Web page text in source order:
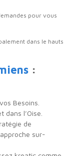
pour vous
dans le hauts
:
Besoins.
l’Oise.
de
sur-